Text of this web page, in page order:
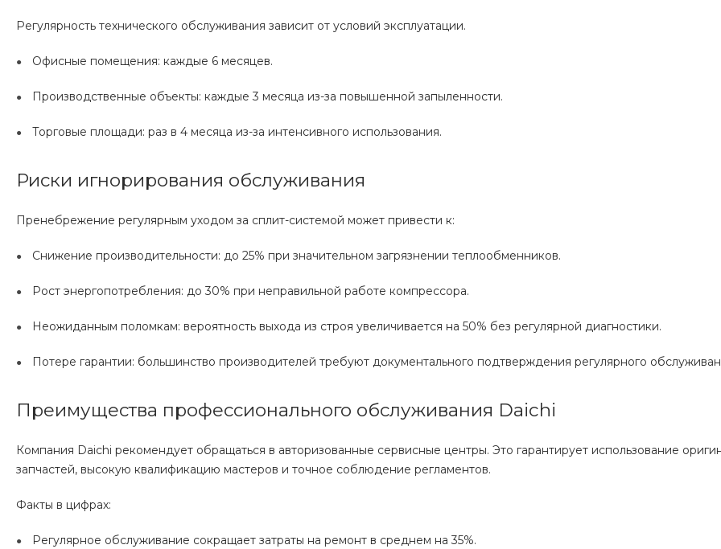
Регулярность технического обслуживания зависит от условий эксплуатации.
Офисные помещения: каждые 6 месяцев.
Производственные объекты: каждые 3 месяца из-за повышенной запыленности.
Торговые площади: раз в 4 месяца из-за интенсивного использования.
Риски игнорирования обслуживания
Пренебрежение регулярным уходом за сплит-системой может привести к:
Снижение производительности: до 25% при значительном загрязнении теплообменников.
Рост энергопотребления: до 30% при неправильной работе компрессора.
Неожиданным поломкам: вероятность выхода из строя увеличивается на 50% без регулярной диагностики.
Потере гарантии: большинство производителей требуют документального подтверждения регулярного
Преимущества профессионального обслуживания Daichi
Компания Daichi рекомендует обращаться в авторизованные сервисные центры. Это гарантирует использование
запчастей, высокую квалификацию мастеров и точное соблюдение регламентов.
Факты в цифрах:
Регулярное обслуживание сокращает затраты на ремонт в среднем на 35%.